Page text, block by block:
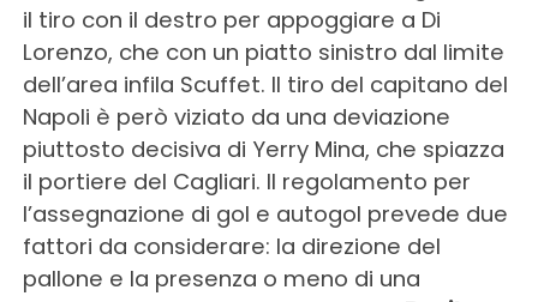
il tiro con il destro per appoggiare a Di
Lorenzo, che con un piatto sinistro dal limite
dell’area infila Scuffet. Il tiro del capitano del
Napoli è però viziato da una deviazione
piuttosto decisiva di Yerry Mina, che spiazza
il portiere del Cagliari. Il regolamento per
l’assegnazione di gol e autogol prevede due
fattori da considerare: la direzione del
pallone e la presenza o meno di una